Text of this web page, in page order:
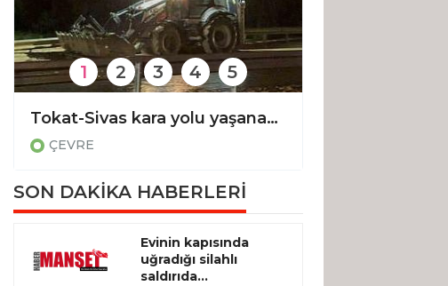
Tokat-Sivas kara yolu yaşanan taşkın nedeniyle kısa süreli trafiğe kapandı
ÇEVRE
1 2 3 4 5
SON DAKİKA HABERLERİ
Evinin kapısında
uğradığı silahlı
saldırıda...